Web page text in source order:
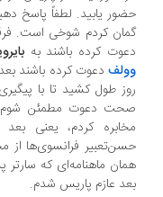
یابید. لطفاً پاسخ دهید.
کردم شوخی است. فرقی
کرده باشند بهبایرویت
دعوت کرده باشند بعدازظهر
طول کشید تا با پیگیری از
دعوت مطمئن شوم، و
کردم، یعنی بعد از
فرانسوی‌ها از
ماهنامه‌ای که سارتر پس
عازم پاریس شدم.